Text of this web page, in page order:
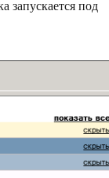
запускается под